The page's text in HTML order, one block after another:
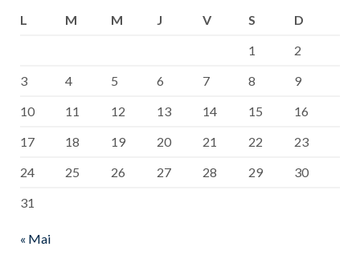
L
M M J V S
D
1
2
3
4 5 6 7 8
9
10
11 12 13 14 15
16
17
18 19 20 21 22
23
24
25 26 27 28 29
30
31
« Mai